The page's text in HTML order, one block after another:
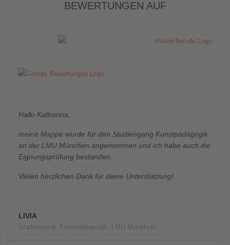
BEWERTUNGEN AUF
Hallo Katharina,
meine Mappe wurde für den Studiengang Kunstpädagogik
an der LMU München angenommen und ich habe auch die
Eignungsprüfung bestanden.
Vielen herzlichen Dank für deine Unterstützung!
LIVIA
Studiengang: Kunstpädagogik, LMU München